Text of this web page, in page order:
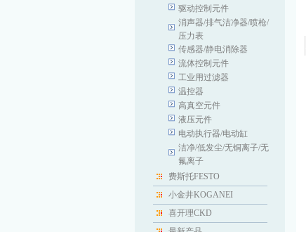
驱动控制元件
消声器/排气洁净器/喷枪/
压力表
传感器/静电消除器
流体控制元件
工业用过滤器
温控器
高真空元件
液压元件
电动执行器/电动缸
洁净/低发尘/无铜离子/无
氟离子
费斯托FESTO
小金井KOGANEI
喜开理CKD